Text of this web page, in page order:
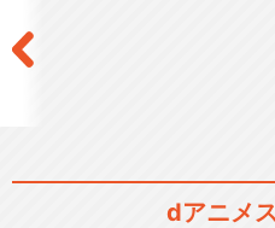
dアニメ